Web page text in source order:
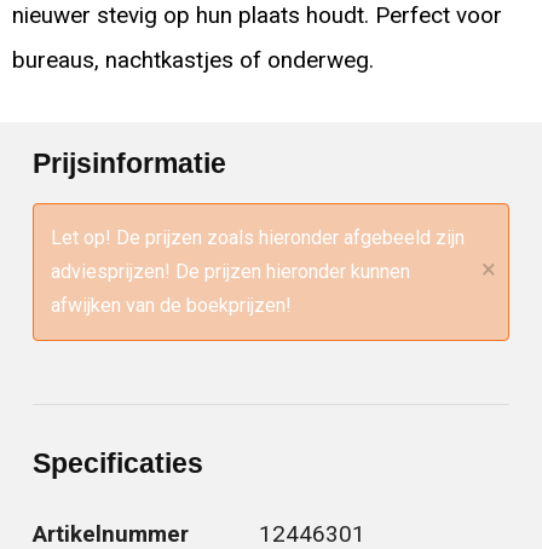
nieuwer stevig op hun plaats houdt. Perfect voor
bureaus, nachtkastjes of onderweg.
Prijsinformatie
Let op! De prijzen zoals hieronder afgebeeld zijn
adviesprijzen! De prijzen hieronder kunnen
afwijken van de boekprijzen!
×
Specificaties
Artikelnummer 12446301